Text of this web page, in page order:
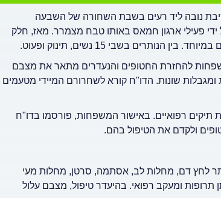
וממסיבת נובה ליד רעים בשבת השחורה של השבעה
פעילי ארגון חמאס באותו טבח מצמרר. מאז, חלק
להחזרת החטופים והנעדרים מתאר את מצבם
שונות. הדו"ח קורא לשחרורם המיידי מטעמים
תיקים רפואיים. באישור המשפחות, פורסמו בדו"ח
לחץ דם, מחלות לב, אסתמה, סרטן, מחלות מעי
תרופות ומעקב רפואי. בהיעדר טיפול, מצבם עלול